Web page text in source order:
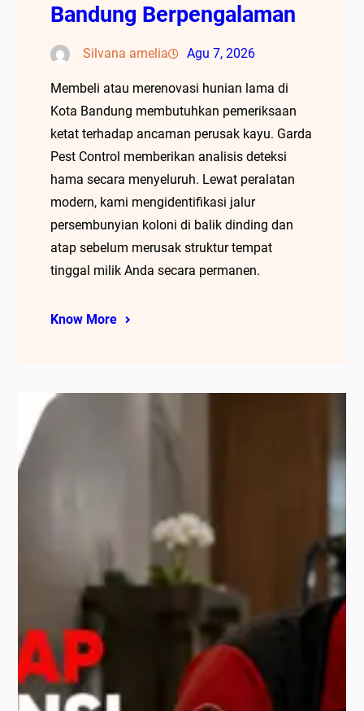
Bandung Berpengalaman
Silvana amelia Agu 7, 2026
Membeli atau merenovasi hunian lama di
Kota Bandung membutuhkan pemeriksaan
ketat terhadap ancaman perusak kayu. Garda
Pest Control memberikan analisis deteksi
hama secara menyeluruh. Lewat peralatan
modern, kami mengidentifikasi jalur
persembunyian koloni di balik dinding dan
atap sebelum merusak struktur tempat
tinggal milik Anda secara permanen.
Know More